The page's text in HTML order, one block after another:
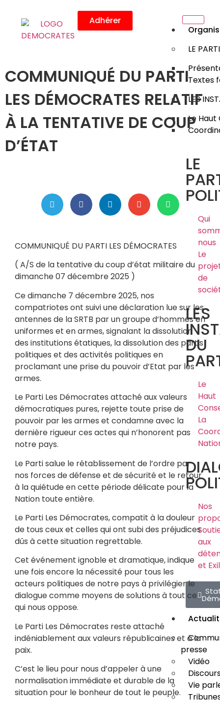
Adhérer
LE
Textes
LES
Le Haut
LE
Qui
nous
Le
de
LES
DU
Le
Haut
La
Nos
aux
et
presse
Vidéo
Vie
COMMUNIQUÉ DU PARTI
LES DÉMOCRATES RELATIF
À LA TENTATIVE DE COUP
D’ÉTAT
COMMUNIQUÉ DU PARTI LES DÉMOCRATES
( A/S de la tentative du coup d’état militaire du
dimanche 07 décembre 2025 )
Ce dimanche 7 décembre 2025, nos
compatriotes ont suivi une déclaration lue sur les
antennes de la SRTB par un groupe d’hommes en
uniformes et en armes, signalant la dissolution
des institutions étatiques, la dissolution des partis
politiques et des activités politiques en
proclamant une prise du pouvoir d’Etat par les
armes.
Le Parti Les Démocrates attaché aux valeurs
démocratiques pures, rejette toute prise de
pouvoir par les armes et condamne avec la
dernière rigueur ces actes qui n’honorent pas
notre pays.
Le Parti salue le rétablissement de l’ordre par
nos forces de défense et de sécurité et le retour
à la quiétude en cette période délicate pour la
Nation toute entière.
Le Parti Les Démocrates, compatit à la douleur
de tous ceux et celles qui ont subi des préjudices
dûs à cette situation regrettable.
Cet événement ignoble et dramatique, indique
une fois encore la nécessité pour tous les
acteurs politiques de notre pays à privilégier le
dialogue comme moyens de solutions à tout ce
qui nous oppose.
Le Parti Les Démocrates reste attaché
indéniablement aux valeurs républicaines et à la
paix.
C’est le lieu pour nous d’appeler à une
normalisation immédiate et durable de la
situation pour le bonheur de tout le peuple.